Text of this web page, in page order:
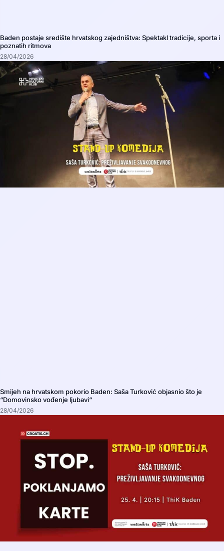
Baden postaje središte hrvatskog zajedništva: Spektakl tradicije, sporta i
poznatih ritmova
28/04/2026
Smijeh na hrvatskom pokorio Baden: Saša Turković objasnio što je
“Domovinsko vođenje ljubavi“
28/04/2026